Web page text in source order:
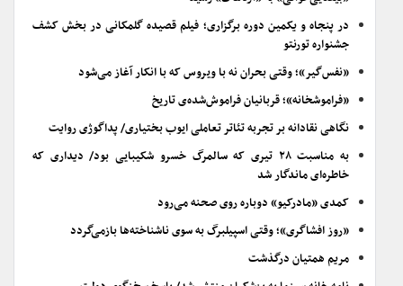
در پنجاه و یکمین دوره برگزاری؛ فیلم قصیده گلمکانی در بخش کشف
جشنواره تورنتو
«نفس‌گیر»؛ وقتی بحران نه با ویروس که با انکار آغاز می‌شود
«فراموشخانه»؛ قربانیان فراموش‌شده‌ی تاریخ
نگاهی نقادانه بر تجربه تئاتر تعاملی ایوب بختیاری/ پداگوژی روایت
به مناسبت ۲۸ تیری که سالمرگ خسرو شکیبایی بود/ دیداری که
خاطره‌ای ماندگار شد
کمدی «مادرکیو» دوباره روی صحنه می‌رود
«روز افشاگری»؛ وقتی اسپیلبرگ به سوی ناشناخته‌ها بازمی‌گردد
مریم همتیان درگذشت